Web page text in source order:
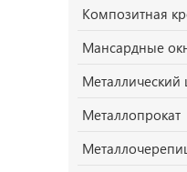
Композитная
Мансардные
Металлический
Металлопрокат